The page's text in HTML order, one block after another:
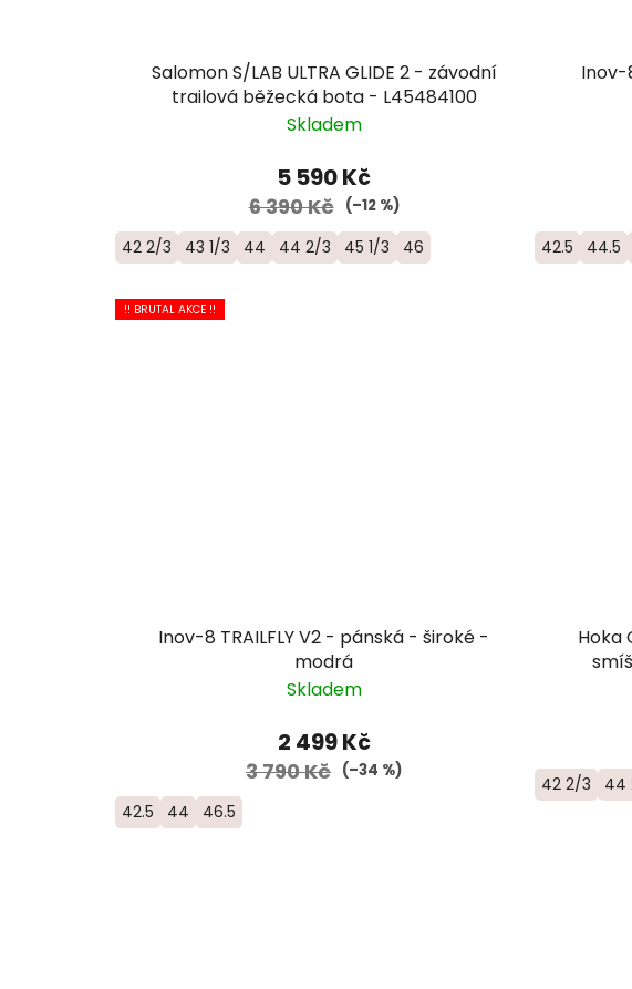
Salomon S/LAB ULTRA GLIDE 2 - závodní
trailová běžecká bota - L45484100
Skladem
5 590 Kč
6 390 Kč (–12 %)
42 2/3 43 1/3 44 44 2/3 45 1/3 46
Inov-
42.5 44.5
!! BRUTAL AKCE !!
Inov-8 TRAILFLY V2 - pánská - široké -
modrá
Skladem
2 499 Kč
3 790 Kč (–34 %)
42.5 44 46.5
Hoka
42 2/3 44